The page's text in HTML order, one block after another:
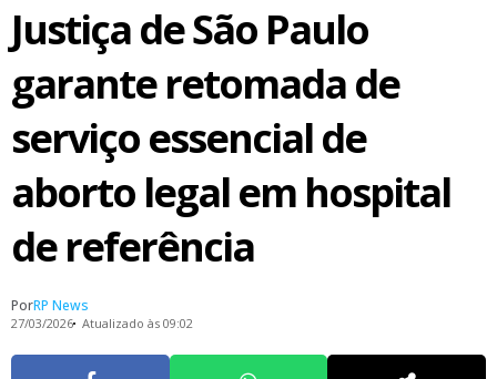
Justiça de São Paulo
garante retomada de
serviço essencial de
aborto legal em hospital
de referência
PorRP News
27/03/2026 Atualizado às 09:02